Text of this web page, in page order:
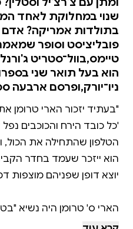
שנוי במחלוקת לאחד
בתולדות אמריקה? אדם
פובליציסט וסופר
טיימס,בוול־סטריט
הוא בעל תואר שני
ניו־יורק,ופרסם ארבעה
'כל כובד הירח והכוכבים נפל
הטלפון שהתחילה את הכול,
הוא ייזכר שעמד בחדר
הארי ס' טרומן היה נשיא
הראשונים לכהונתו עיצבו